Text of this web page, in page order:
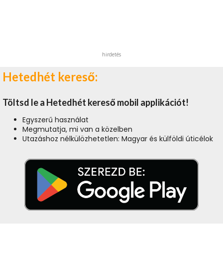
hirdetés
Hetedhét kereső:
Töltsd le a Hetedhét kereső mobil applikációt!
Egyszerű használat
Megmutatja, mi van a közelben
Utazáshoz nélkülözhetetlen: Magyar és külföldi úticélok